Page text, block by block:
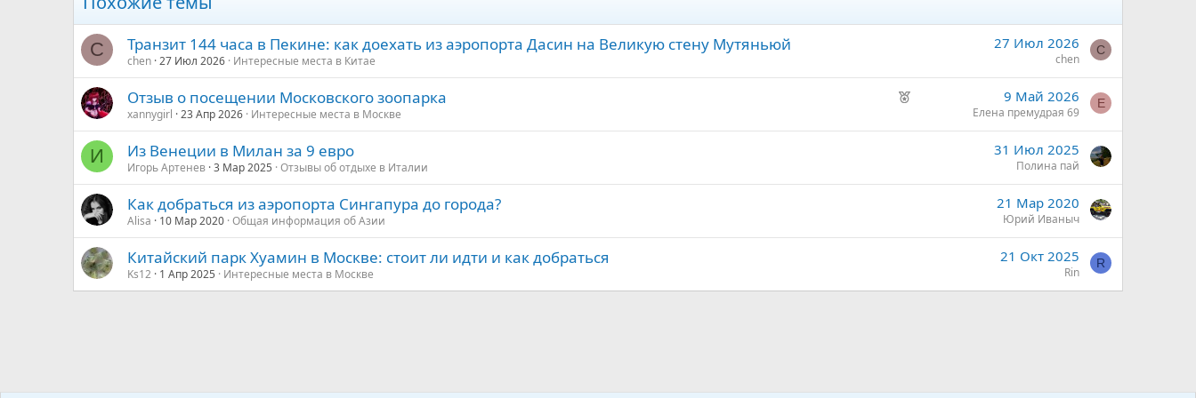
C Транзит 144 часа в Пекине: как доехать из аэропорта Дасин на Великую стену Мутяньюй
chen 27 Июл 2026 Интересные места в Китае
27 Июл 2026
chen
C
Р
к
е
Отзыв о посещении Московского зоопарка
xannygirl 23 Апр 2026 Интересные места в Москве
9 Май 2026
Елена премудрая 69
Е
И Из Венеции в Милан за 9 евро
Игорь Артенев 3 Мар 2025 Отзывы об отдыхе в Италии
31 Июл 2025
Полина пай
Как добраться из аэропорта Сингапура до города?
Alisa 10 Мар 2020 Общая информация об Азии
21 Мар 2020
Юрий Иваныч
Китайский парк Хуамин в Москве: стоит ли идти и как добраться
Ks12 1 Апр 2025 Интересные места в Москве
21 Окт 2025
Rin
R